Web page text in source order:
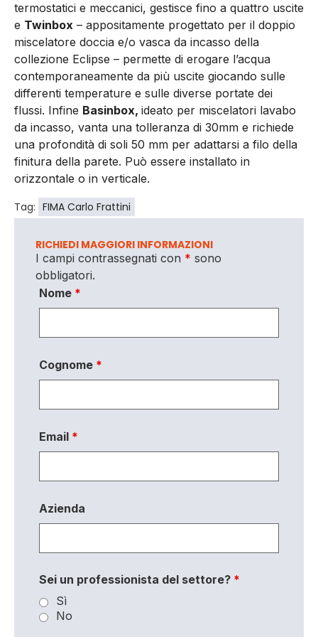
termostatici e meccanici, gestisce fino a quattro uscite
e Twinbox – appositamente progettato per il doppio
miscelatore doccia e/o vasca da incasso della
collezione Eclipse – permette di erogare l’acqua
contemporaneamente da più uscite giocando sulle
differenti temperature e sulle diverse portate dei
flussi. Infine Basinbox, ideato per miscelatori lavabo
da incasso, vanta una tolleranza di 30mm e richiede
una profondità di soli 50 mm per adattarsi a filo della
finitura della parete. Può essere installato in
orizzontale o in verticale.
Tag: FIMA Carlo Frattini
RICHIEDI MAGGIORI INFORMAZIONI
I campi contrassegnati con * sono
obbligatori.
Nome *
Cognome *
Email *
Azienda
Sei un professionista del settore? *
Sì
No